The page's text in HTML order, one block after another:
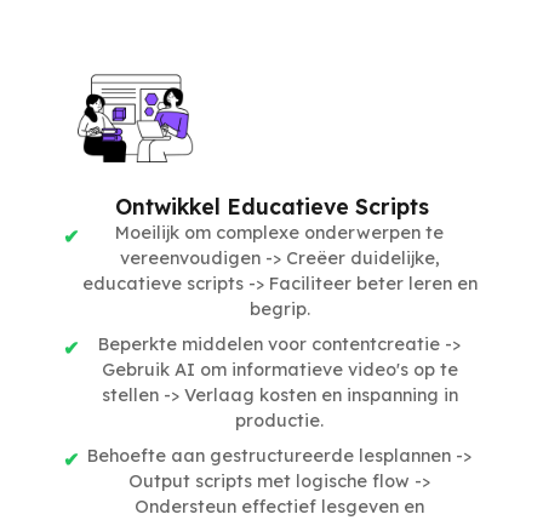
Ontwikkel Educatieve Scripts
Moeilijk om complexe onderwerpen te
vereenvoudigen -> Creëer duidelijke,
educatieve scripts -> Faciliteer beter leren en
begrip.
Beperkte middelen voor contentcreatie ->
Gebruik AI om informatieve video's op te
stellen -> Verlaag kosten en inspanning in
productie.
Behoefte aan gestructureerde lesplannen ->
Output scripts met logische flow ->
Ondersteun effectief lesgeven en